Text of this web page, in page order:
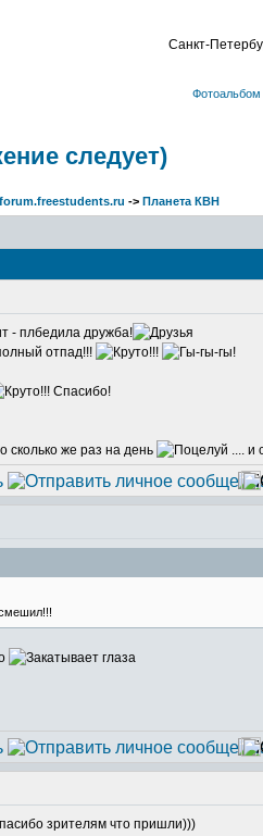
Санкт-
Фотоальбом
следует)
-> Планета КВН
- плбедила дружба!
отпад!!!
Спасибо!
сколько же раз на день
.... и
зрителям что пришли)))